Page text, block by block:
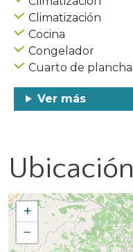
Climatización
Cocina
Congelador
Cuarto de plancha
Ver más
Ubicación
+
−